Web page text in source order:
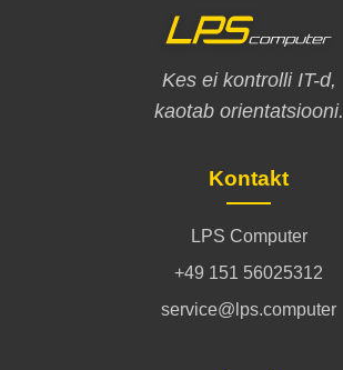
Kes ei kontrolli IT-d,
kaotab orientatsiooni.
Kontakt
LPS Computer
+49 151 56025312
service@lps.computer